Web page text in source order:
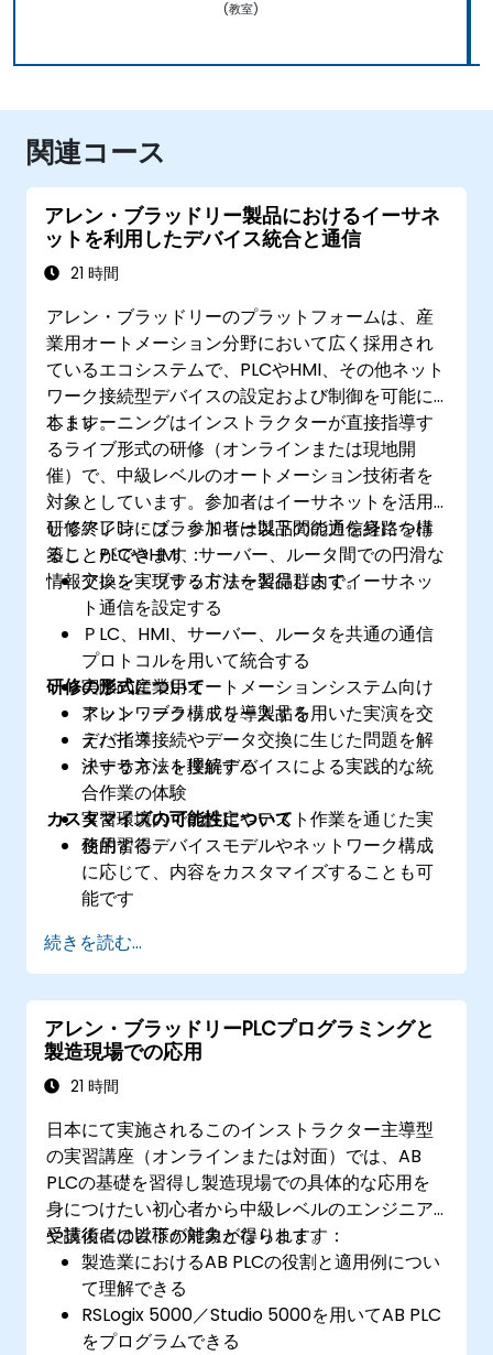
(教室)
関連コース
アレン・ブラッドリー製品におけるイーサネ
ットを利用したデバイス統合と通信
21 時間
アレン・ブラッドリーのプラットフォームは、産
業用オートメーション分野において広く採用され
ているエコシステムで、PLCやHMI、その他ネット
ワーク接続型デバイスの設定および制御を可能に
します。
本トレーニングはインストラクターが直接指導す
るライブ形式の研修（オンラインまたは現地開
催）で、中級レベルのオートメーション技術者を
対象としています。参加者はイーサネットを活用
してアレン・ブラッドリー製品間の通信経路を構
築し、PLCやHMI、サーバー、ルータ間での円滑な
情報交換を実現する方法を習得します。
研修終了時には、参加者は以下の能力を身につけ
ることができます：
アレン・ブラッドリー製品群内でイーサネッ
ト通信を設定する
ＰLC、HMI、サーバー、ルータを共通の通信
プロトコルを用いて統合する
実際の産業用オートメーションシステム向け
ネットワーク構成を導入する
デバイス接続やデータ交換に生じた問題を解
決する方法を理解する
研修の形式について
アレン・ブラッドリー製品を用いた実演を交
えた指導
イーサネット接続デバイスによる実践的な統
合作業の体験
実習環境内での設定やテスト作業を通じた実
務的習得
カスタマイズの可能性について
使用するデバイスモデルやネットワーク構成
に応じて、内容をカスタマイズすることも可
能です
続きを読む...
アレン・ブラッドリーPLCプログラミングと
製造現場での応用
21 時間
日本にて実施されるこのインストラクター主導型
の実習講座（オンラインまたは対面）では、AB
PLCの基礎を習得し製造現場での具体的な応用を
身につけたい初心者から中級レベルのエンジニア
や技術者の皆様が対象となります。
受講後には以下の能力が得られます：
製造業におけるAB PLCの役割と適用例につい
て理解できる
RSLogix 5000／Studio 5000を用いてAB PLC
をプログラムできる